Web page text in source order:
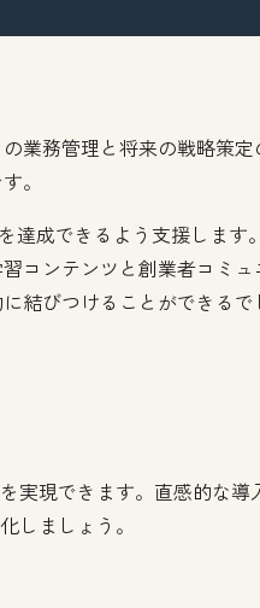
業務管理と将来の戦略策
。
成できるよう支援しま
コンテンツと創業者コミ
結びつけることができるで
現できます。直感的な
しましょう。